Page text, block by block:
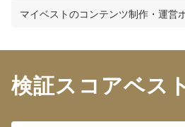
マイベストのコンテンツ制作・運営
検証スコアベス